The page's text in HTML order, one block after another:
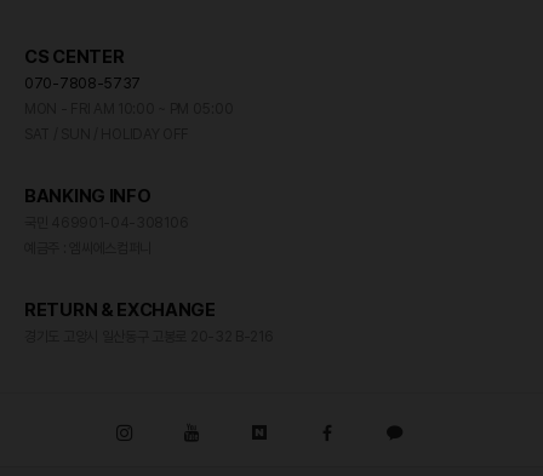
CS CENTER
070-7808-5737
BANKING INFO
RETURN & EXCHANGE